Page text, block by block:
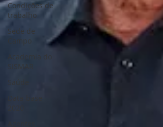
Condições de
trabalho
Sede de
Campo
Academia do
SISMAR
Saúde
Data-base